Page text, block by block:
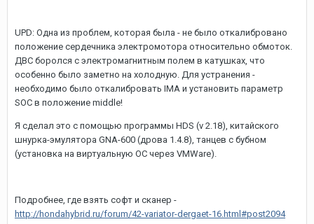
UPD: Одна из проблем, которая была - не было откалибровано
положение сердечника электромотора относительно обмоток.
ДВС боролся с электромагнитным полем в катушках, что
особенно было заметно на холодную. Для устранения -
необходимо было откалибровать IMA и установить параметр
SOC в положение middle!
Я сделал это с помощью программы HDS (v 2.18), китайского
шнурка-эмулятора GNA-600 (дрова 1.4.8), танцев с бубном
(установка на виртуальную ОС через VMWare).
Подробнее, где взять софт и сканер -
http://hondahybrid.ru/forum/42-variator-dergaet-16.html#post2094